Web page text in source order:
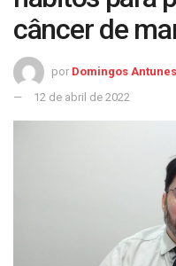
câncer de
por Domingos
12 de abril de 2022